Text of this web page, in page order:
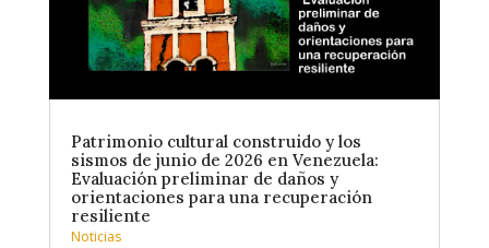
Patrimonio cultural construido y los
sismos de junio de 2026 en Venezuela:
Evaluación preliminar de daños y
orientaciones para una recuperación
resiliente
Noticias